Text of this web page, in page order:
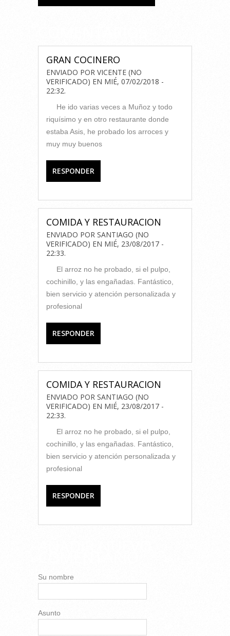
GRAN COCINERO
ENVIADO POR VICENTE (NO
VERIFICADO) EN MIÉ, 07/02/2018 -
22:32.
He ido varias veces a Muñoz y todo
riquísimo y en otro restaurante donde
estaba Asis, he probado los arroces y
muy muy buenos
RESPONDER
COMIDA Y RESTAURACION
ENVIADO POR SANTIAGO (NO
VERIFICADO) EN MIÉ, 23/08/2017 -
22:33.
El arroz no he probado, si el pulpo,
cochinillo, y las engañadas. Fantástico,
bien servicio y atención personalizada y
profesional
RESPONDER
COMIDA Y RESTAURACION
ENVIADO POR SANTIAGO (NO
VERIFICADO) EN MIÉ, 23/08/2017 -
22:33.
El arroz no he probado, si el pulpo,
cochinillo, y las engañadas. Fantástico,
bien servicio y atención personalizada y
profesional
RESPONDER
Su nombre
Asunto